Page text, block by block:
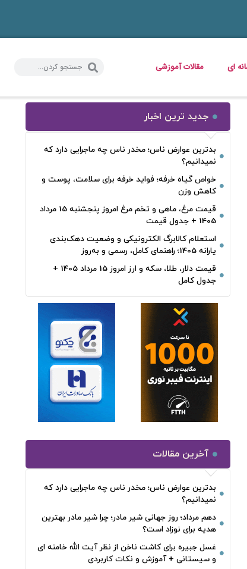
ای مقالات آموزشی
جدید ترین اخبار
بدترین عوارض ناس؛ مخدر ناس چه ماجرایی دارد که
نمیدانیم؟
خواص گیاه خرفه؛ فواید خرفه برای سلامت، پوست و
کاهش وزن
قیمت مرغ، ماهی و تخم مرغ امروز پنجشنبه 15 مرداد
1405 + جدول قیمت
استعلام کالابرگ الکترونیکی و وضعیت دهک‌بندی
یارانه 1405؛ راهنمای کامل، رسمی و به‌روز
قیمت دلار، طلا، سکه و ارز امروز 15 مرداد 1405 +
جدول کامل
آخرین مقالات
بدترین عوارض ناس؛ مخدر ناس چه ماجرایی دارد که
نمیدانیم؟
دهم مرداد؛ روز جهانی شیر مادر؛ چرا شیر مادر بهترین
هدیه برای نوزاد است؟
غسل جبیره برای کاشت ناخن از نظر آیت الله خامنه ای
و سیستانی + آموزش و نکات کاربردی